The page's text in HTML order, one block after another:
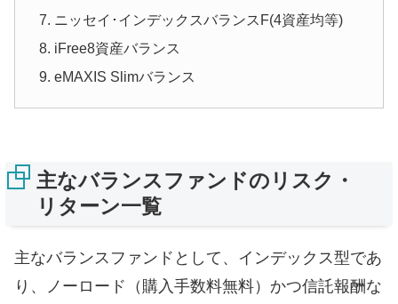
ニッセイ･インデックスバランスF(4資産均等)
iFree8資産バランス
eMAXIS Slimバランス
主なバランスファンドのリスク・
リターン一覧
主なバランスファンドとして、インデックス型であ
り、ノーロード（購入手数料無料）かつ信託報酬な